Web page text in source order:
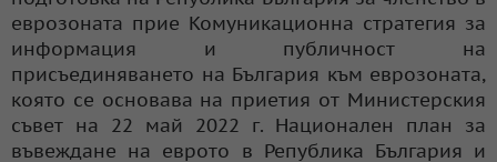
еврозоната прие Комуникационна стратегия за
информация и публичност на
присъединяването на България към еврозоната,
която се основава на приетия от Министерския
съвет на 22 май 2022 г. Национален план за
въвеждане на еврото в Република България и